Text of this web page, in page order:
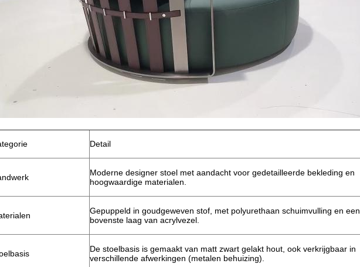
Detail
Moderne designer stoel met aandacht voor gedetailleerde bekleding en
hoogwaardige materialen.
Gepuppeld in goudgeweven stof, met polyurethaan schuimvulling en een
bovenste laag van acrylvezel.
De stoelbasis is gemaakt van matt zwart gelakt hout, ook verkrijgbaar in
verschillende afwerkingen (metalen behuizing).